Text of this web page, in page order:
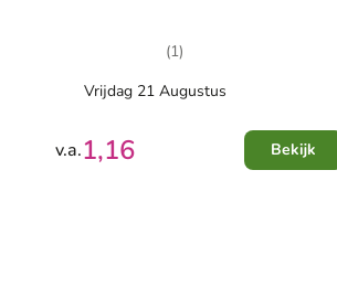
(1)
Vrijdag 21 Augustus
v.a.1,16 Bekijk